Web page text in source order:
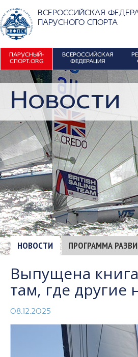
ВСЕРОССИЙСКАЯ
ПАРУСНОГО СПОРТА
ПАРУСНЫЙ-
СПОРТ.ORG
ВСЕРОССИЙСКАЯ
ФЕДЕРАЦИЯ
Новости
НОВОСТИ ПРОГРАММА
Выпущена
там, где
08.12.2025